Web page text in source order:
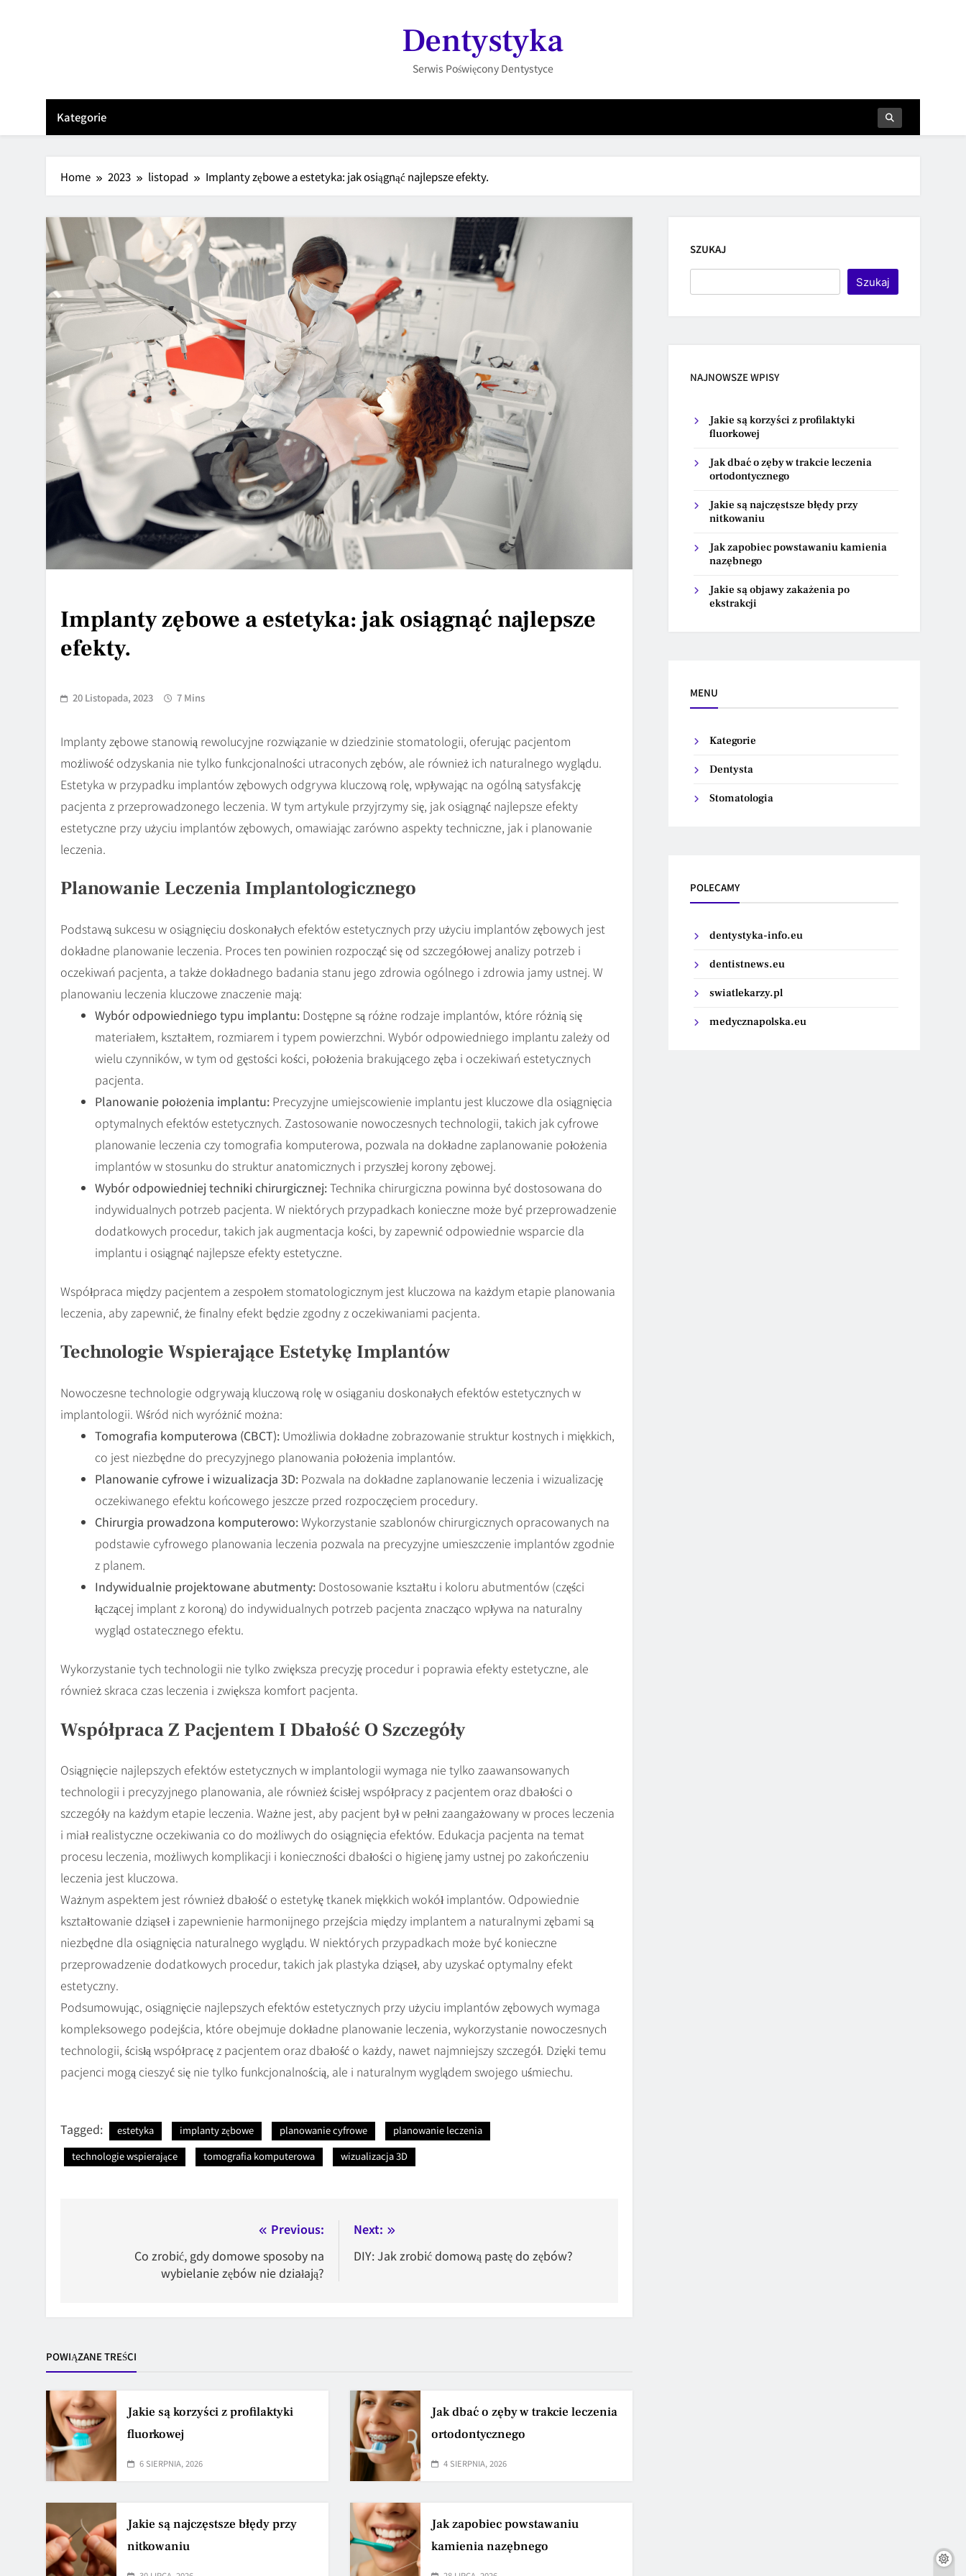
Dentystyka
Serwis Poświęcony Dentystyce
Kategorie
Home 2023 listopad Implanty zębowe a estetyka: jak osiągnąć najlepsze efekty.
Implanty zębowe a estetyka: jak osiągnąć najlepsze
efekty.
20 Listopada, 2023 7 Mins
Implanty zębowe stanowią rewolucyjne rozwiązanie w dziedzinie stomatologii, oferując pacjentom
możliwość odzyskania nie tylko funkcjonalności utraconych zębów, ale również ich naturalnego wyglądu.
Estetyka w przypadku implantów zębowych odgrywa kluczową rolę, wpływając na ogólną satysfakcję
pacjenta z przeprowadzonego leczenia. W tym artykule przyjrzymy się, jak osiągnąć najlepsze efekty
estetyczne przy użyciu implantów zębowych, omawiając zarówno aspekty techniczne, jak i planowanie
leczenia.
Planowanie Leczenia Implantologicznego
Podstawą sukcesu w osiągnięciu doskonałych efektów estetycznych przy użyciu implantów zębowych jest
dokładne planowanie leczenia. Proces ten powinien rozpocząć się od szczegółowej analizy potrzeb i
oczekiwań pacjenta, a także dokładnego badania stanu jego zdrowia ogólnego i zdrowia jamy ustnej. W
planowaniu leczenia kluczowe znaczenie mają:
Wybór odpowiedniego typu implantu: Dostępne są różne rodzaje implantów, które różnią się
materiałem, kształtem, rozmiarem i typem powierzchni. Wybór odpowiedniego implantu zależy od
wielu czynników, w tym od gęstości kości, położenia brakującego zęba i oczekiwań estetycznych
pacjenta.
Planowanie położenia implantu: Precyzyjne umiejscowienie implantu jest kluczowe dla osiągnięcia
optymalnych efektów estetycznych. Zastosowanie nowoczesnych technologii, takich jak cyfrowe
planowanie leczenia czy tomografia komputerowa, pozwala na dokładne zaplanowanie położenia
implantów w stosunku do struktur anatomicznych i przyszłej korony zębowej.
Wybór odpowiedniej techniki chirurgicznej:Technika chirurgiczna powinna być dostosowana do
indywidualnych potrzeb pacjenta. W niektórych przypadkach konieczne może być przeprowadzenie
dodatkowych procedur, takich jak augmentacja kości, by zapewnić odpowiednie wsparcie dla
implantu i osiągnąć najlepsze efekty estetyczne.
Współpraca między pacjentem a zespołem stomatologicznym jest kluczowa na każdym etapie planowania
leczenia, aby zapewnić, że finalny efekt będzie zgodny z oczekiwaniami pacjenta.
Technologie Wspierające Estetykę Implantów
Nowoczesne technologie odgrywają kluczową rolę w osiąganiu doskonałych efektów estetycznych w
implantologii. Wśród nich wyróżnić można:
Tomografia komputerowa (CBCT): Umożliwia dokładne zobrazowanie struktur kostnych i miękkich,
co jest niezbędne do precyzyjnego planowania położenia implantów.
Planowanie cyfrowe i wizualizacja 3D: Pozwala na dokładne zaplanowanie leczenia i wizualizację
oczekiwanego efektu końcowego jeszcze przed rozpoczęciem procedury.
Chirurgia prowadzona komputerowo:Wykorzystanie szablonów chirurgicznych opracowanych na
podstawie cyfrowego planowania leczenia pozwala na precyzyjne umieszczenie implantów zgodnie
z planem.
Indywidualnie projektowane abutmenty: Dostosowanie kształtu i koloru abutmentów (części
łączącej implant z koroną) do indywidualnych potrzeb pacjenta znacząco wpływa na naturalny
wygląd ostatecznego efektu.
Wykorzystanie tych technologii nie tylko zwiększa precyzję procedur i poprawia efekty estetyczne, ale
również skraca czas leczenia i zwiększa komfort pacjenta.
Współpraca Z Pacjentem I Dbałość O Szczegóły
Osiągnięcie najlepszych efektów estetycznych w implantologii wymaga nie tylko zaawansowanych
technologii i precyzyjnego planowania, ale również ścisłej współpracy z pacjentem oraz dbałości o
szczegóły na każdym etapie leczenia. Ważne jest, aby pacjent był w pełni zaangażowany w proces leczenia
i miał realistyczne oczekiwania co do możliwych do osiągnięcia efektów. Edukacja pacjenta na temat
procesu leczenia, możliwych komplikacji i konieczności dbałości o higienę jamy ustnej po zakończeniu
leczenia jest kluczowa.
Ważnym aspektem jest również dbałość o estetykę tkanek miękkich wokół implantów. Odpowiednie
kształtowanie dziąseł i zapewnienie harmonijnego przejścia między implantem a naturalnymi zębami są
niezbędne dla osiągnięcia naturalnego wyglądu. W niektórych przypadkach może być konieczne
przeprowadzenie dodatkowych procedur, takich jak plastyka dziąseł, aby uzyskać optymalny efekt
estetyczny.
Podsumowując, osiągnięcie najlepszych efektów estetycznych przy użyciu implantów zębowych wymaga
kompleksowego podejścia, które obejmuje dokładne planowanie leczenia, wykorzystanie nowoczesnych
technologii, ścisłą współpracę z pacjentem oraz dbałość o każdy, nawet najmniejszy szczegół. Dzięki temu
pacjenci mogą cieszyć się nie tylko funkcjonalnością, ale i naturalnym wyglądem swojego uśmiechu.
Tagged: estetyka implanty zębowe planowanie cyfrowe
planowanie leczenia
technologie wspierające
tomografia komputerowa wizualizacja 3D
Previous:
Co zrobić, gdy domowe sposoby na
wybielanie zębów nie działają?
Next:
DIY: Jak zrobić domową pastę do zębów?
POWIĄZANE TREŚCI
Jakie są korzyści z profilaktyki
fluorkowej
6 SIERPNIA, 2026
Jak dbać o zęby w trakcie leczenia
ortodontycznego
4 SIERPNIA, 2026
Jakie są najczęstsze błędy przy
nitkowaniu
Jak zapobiec powstawaniu
kamienia nazębnego
SZUKAJ
Szukaj
NAJNOWSZE WPISY
Jakie są korzyści z profilaktyki
fluorkowej
Jak dbać o zęby w trakcie leczenia
ortodontycznego
Jakie są najczęstsze błędy przy
nitkowaniu
Jak zapobiec powstawaniu kamienia
nazębnego
Jakie są objawy zakażenia po
ekstrakcji
MENU
Kategorie
Dentysta
Stomatologia
POLECAMY
dentystyka-info.eu
dentistnews.eu
swiatlekarzy.pl
medycznapolska.eu